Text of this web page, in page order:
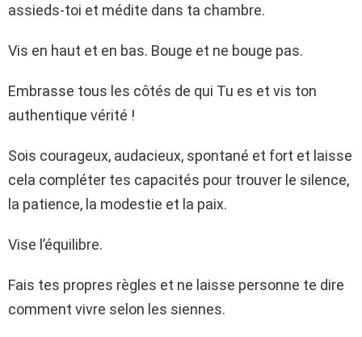
assieds-toi et médite dans ta chambre.
Vis en haut et en bas. Bouge et ne bouge pas.
Embrasse tous les côtés de qui Tu es et vis ton
authentique vérité !
Sois courageux, audacieux, spontané et fort et laisse
cela compléter tes capacités pour trouver le silence,
la patience, la modestie et la paix.
Vise l’équilibre.
Fais tes propres règles et ne laisse personne te dire
comment vivre selon les siennes.